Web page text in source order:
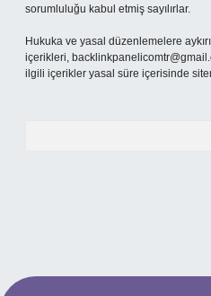
sorumluluğu kabul etmiş sayılırlar.
Hukuka ve yasal düzenlemelere
içerikleri,
ilgili içerikler yasal süre içerisinde
ilbet yeni giriş adresi